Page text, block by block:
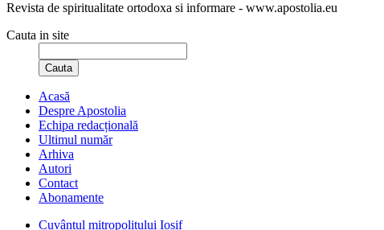
Revista de spiritualitate ortodoxa si informare - www.apostolia.eu
Cauta in site
Cauta
Acasă
Despre Apostolia
Echipa redacțională
Ultimul număr
Arhiva
Autori
Contact
Abonamente
Cuvântul mitropolitului Iosif